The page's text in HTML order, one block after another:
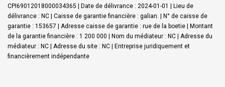
CPI69012018000034365 | Date de délivrance : 2024-01-01 | Lieu de
délivrance : NC | Caisse de garantie financière : galian. | N° de caisse de
garantie : 153657 | Adresse caisse de garantie : rue de la boetie | Montant
de la garantie financière : 1 200 000 | Nom du médiateur : NC | Adresse du
médiateur : NC | Adresse du site : NC | Entreprise juridiquement et
financièrement indépendante